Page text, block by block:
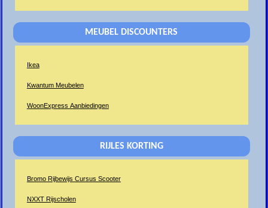
MEUBEL DISCOUNTERS
Ikea
Kwantum Meubelen
WoonExpress Aanbiedingen
RIJLES KORTING
Bromo Rijbewijs Cursus Scooter
NXXT Rijscholen